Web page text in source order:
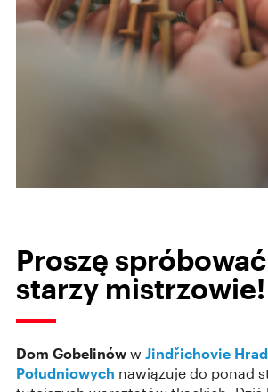
Proszę
starzy mistrzowie!
Dom Gobelinów w Jindřichovie
Południowych nawiązuje do ponad